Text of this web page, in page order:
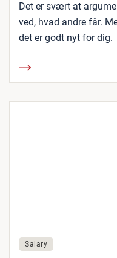
Det er svært at
ved, hvad andre får.
det er godt nyt for dig.
Salary